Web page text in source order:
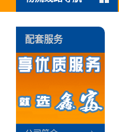
配套服务